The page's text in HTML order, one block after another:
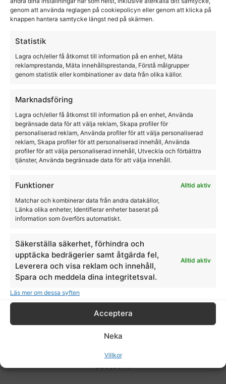
genom att använda reglagen på cookiepolicyn eller genom att klicka på
knappen hantera samtycke längst ned på skärmen.
Statistik
Lagra och/eller få åtkomst till information på en enhet, Mäta
reklamprestanda, Mäta innehållsprestanda, Förstå målgrupper
genom statistik eller kombinationer av data från olika källor.
Marknadsföring
Lagra och/eller få åtkomst till information på en enhet, Använda
begränsade data för att välja reklam, Skapa profiler för
personaliserad reklam, Använda profiler för att välja personaliserad
reklam, Skapa profiler för att personaliserad innehåll, Använda
profiler för att välja personaliserad innehåll, Utveckla och förbättra
tjänster, Använda begränsade data för att välja innehåll.
Funktioner
Alltid aktiv
Matchar och kombinerar data från andra datakällor,
Länka olika enheter, Identifierar enheter baserat på
information som överförs automatiskt.
Säkerställa säkerhet, förhindra och
upptäcka bedrägerier samt åtgärda fel,
Leverera och visa reklam och innehåll,
Spara och meddela dina integritetsval.
Alltid aktiv
Läs mer om dessa syften
Acceptera
Neka
Villkor
Långa Chaps i Skinn
HorseLife
Kortärmad tävlingstop dam KLbridget Ladies
Show Shirt
899,00kr